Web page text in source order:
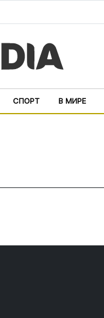
СПОРТ В МИРЕ